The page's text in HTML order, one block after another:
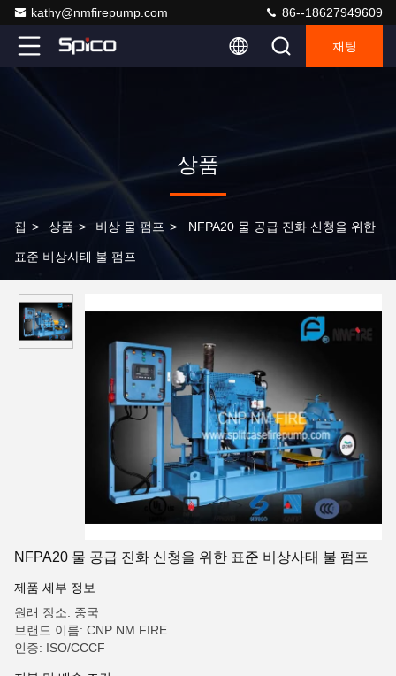
kathy@nmfirepump.com 86--18627949609
채팅
상품
집 > 상품 > 비상 물 펌프 > NFPA20 물 공급 진화 신청을 위한
표준 비상사태 불 펌프
NFPA20 물 공급 진화 신청을 위한 표준 비상사태 불 펌프
제품 세부 정보
원래 장소: 중국
브랜드 이름: CNP NM FIRE
인증: ISO/CCCF